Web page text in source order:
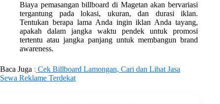
Biaya pemasangan billboard di Magetan akan bervariasi
tergantung pada lokasi, ukuran, dan durasi iklan.
Tentukan berapa lama Anda ingin iklan Anda tayang,
apakah dalam jangka waktu pendek untuk promosi
tertentu atau jangka panjang untuk membangun brand
awareness.
Baca Juga : Cek Billboard Lamongan, Cari dan Lihat Jasa
Sewa Reklame Terdekat